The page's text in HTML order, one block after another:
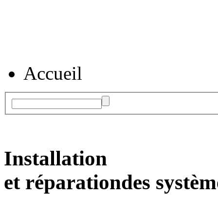
Accueil
Installation
et réparationdes